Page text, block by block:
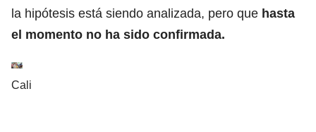
la hipótesis está siendo analizada, pero que hasta
el momento no ha sido confirmada.
Cali